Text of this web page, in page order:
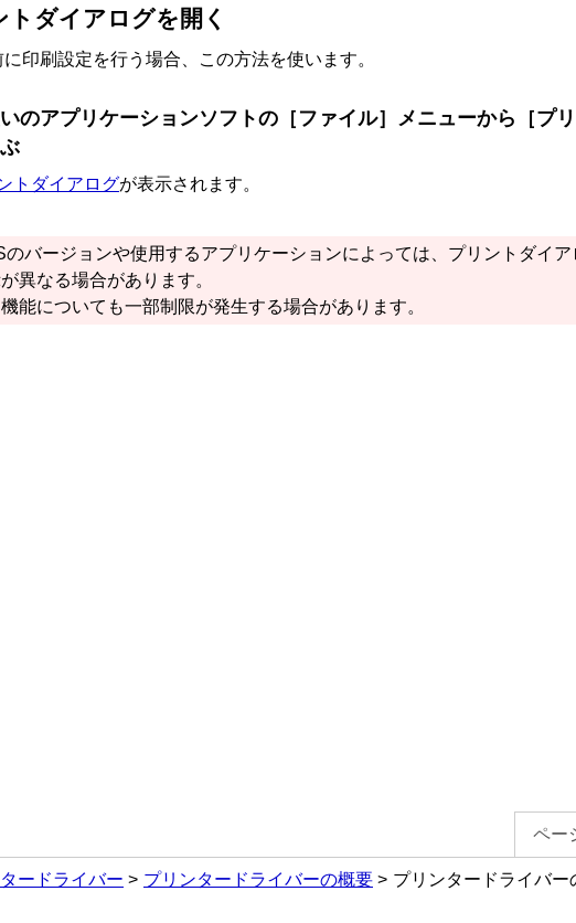
トダイアログを開く
印刷設定を行う場合、この方法を使います。
のアプリケーションソフトの ［ファイル］ メニューから ［プ
トダイアログが表示されます。
のバージョンや使用するアプリケーションによっては、プリントダイア
異なる場合があります。
能についても一部制限が発生する場合があります。
ペー
ードライバー プリンタードライバーの概要
プリンタードライバー